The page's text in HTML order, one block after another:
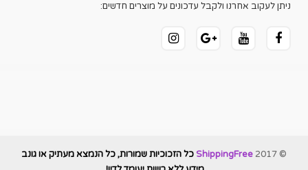
ניתן לעקוב אחרנו ולקבל עדכונים על מוצרים חדשים:
© 2017
ShippingFreeכל הזכוכיות שמורות, כל הנמצא מעתיק או גונב